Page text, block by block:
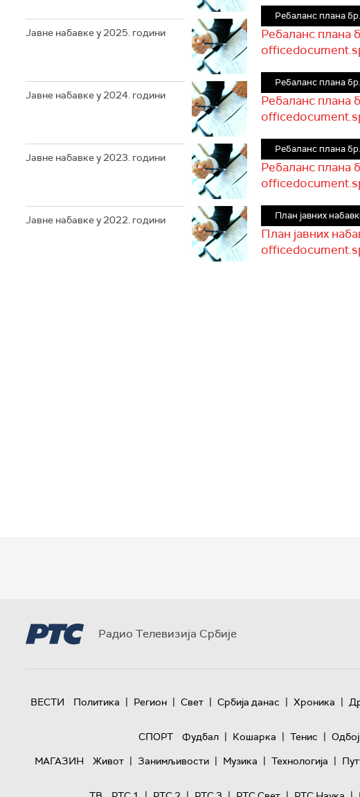
Јавне набавке у 2025. години
Јавне набавке у 2024. години
Јавне набавке у 2023. години
Јавне набавке у 2022. години
Ребаланс плана
Ребаланс плана
Ребаланс плана
Ребаланс плана
Ребаланс плана
Ребаланс плана
План јавних
План јавних
Радио Телевизија Србије
ВЕСТИ Политика | Регион | Свет | Србија данас | Хроника |
СПОРТ
Фудбал | Кошарка | Тенис |
МАГАЗИН
Живот | Занимљивости | Музика | Технологијa |